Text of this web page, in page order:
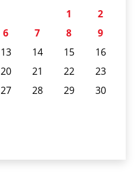
1
2
6 7 8
9
13 14 15
16
20 21 22
23
27 28 29
30